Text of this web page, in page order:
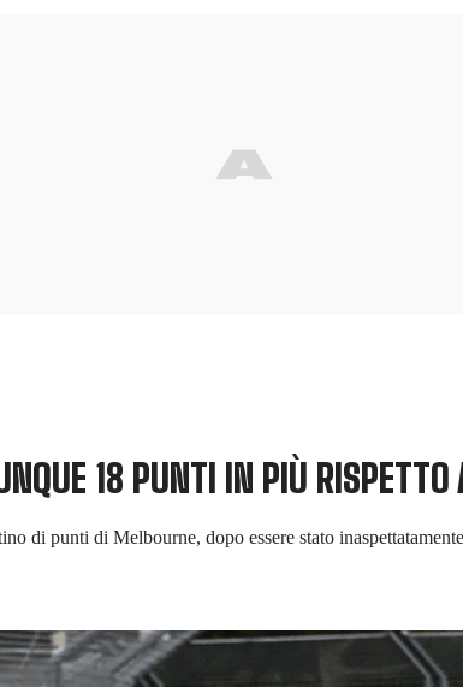
18 PUNTI IN PIÙ
di punti di Melbourne, dopo essere stato